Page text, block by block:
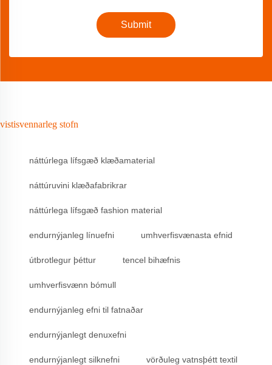
Submit
vistisvennarleg stofn
náttúrlega lífsgæð klæðamaterial
náttúruvini klæðafabrikrar
náttúrlega lífsgæð fashion material
endurnýjanleg línuefni umhverfisvænasta efnid
útbrotlegur þéttur tencel bihæfnis
umhverfisvænn bómull
endurnýjanleg efni til fatnaðar
endurnýjanlegt denuxefni
endurnýjanlegt silknefni vörðuleg vatnsþétt textil